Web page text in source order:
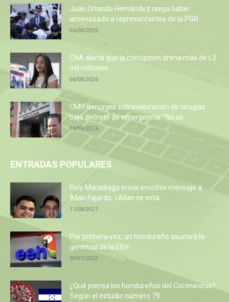
Juan Orlando Hernández niega haber
amenazado a representantes de la PGR...
06/08/2026
CNA alerta que la corrupción drena más de L3
mil millones...
06/08/2026
CMH denuncia sobrevaloración de cirugías
bajo decreto de emergencia: “No se...
06/08/2026
ENTRADAS POPULARES
Rely Maradiaga envía emotivo mensaje a
Allan Fajardo, «Allan se está...
11/08/2021
Por primera vez, un hondureño asumirá la
gerencia de la EEH
30/01/2022
¿Qué piensa los hondureños del Coronavirus?
Según el estudio número 79...